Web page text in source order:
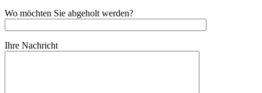
Wo möchten Sie abgeholt werden?
Ihre Nachricht